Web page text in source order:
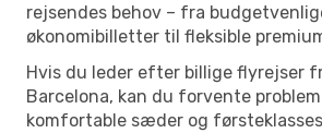
rejsendes behov – fra
økonomibilletter til fleksible
Hvis du leder efter billige flyrejser
Barcelona, kan du forvente
komfortable sæder og